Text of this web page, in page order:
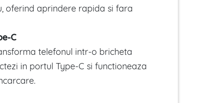
oferind aprindere rapida si fara
C
telefonul intr-o bricheta
in portul Type-C si functioneaza